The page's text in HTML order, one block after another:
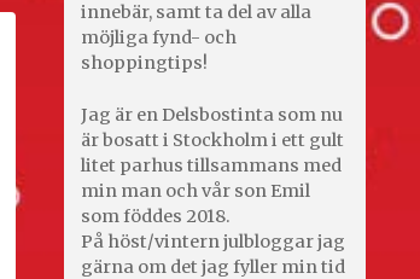
innebär, samt ta del av alla
möjliga fynd- och
shoppingtips!
Jag är en Delsbostinta som nu
är bosatt i Stockholm i ett gult
litet parhus tillsammans med
min man och vår son Emil
som föddes 2018.
På höst/vintern julbloggar jag
gärna om det jag fyller min tid